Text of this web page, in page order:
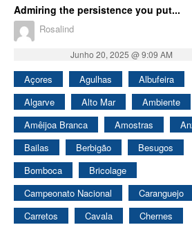
Admiring the persistence you put...
Rosalind
Junho 20, 2025 @ 9:09 AM
Açores Agulhas
Albufeira
Algarve
Alto Mar
Ambiente
Amêijoa Branca
Amostras
Bailas
Berbigão
Besugos
Bomboca
Bricolage
Campeonato Nacional
Caranguejo
Carretos
Cavala
Chernes